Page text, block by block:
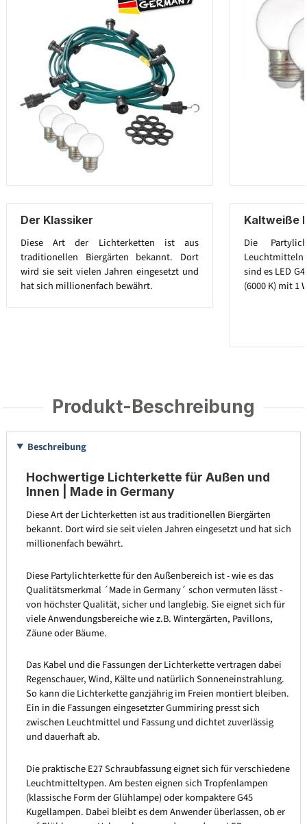
Der Klassiker
Diese Art der Lichterketten ist aus
traditionellen Biergärten bekannt. Dort
wird sie seit vielen Jahren eingesetzt und
hat sich millionenfach bewährt.
Kaltweiße
Die
Leuchtmitteln
sind es LED
(6000 K) mit 1
Produkt-Beschreibung
Beschreibung
Hochwertige Lichterkette für Außen und
Innen | Made in Germany
Diese Art der Lichterketten ist aus traditionellen Biergärten
bekannt. Dort wird sie seit vielen Jahren eingesetzt und hat sich
millionenfach bewährt.
Diese Partylichterkette für den Außenbereich ist - wie es das
Qualitätsmerkmal ´Made in Germany´ schon vermuten lässt -
von höchster Qualität, sicher und langlebig. Sie eignet sich für
viele Anwendungsbereiche wie z.B. Wintergärten, Pavillons,
Zäune oder Bäume.
Das Kabel und die Fassungen der Lichterkette vertragen dabei
Regenschauer, Wind, Kälte und natürlich Sonneneinstrahlung.
So kann die Lichterkette ganzjährig im Freien montiert bleiben.
Ein in die Fassungen eingesetzter Gummiring presst sich
zwischen Leuchtmittel und Fassung und dichtet zuverlässig
und dauerhaft ab.
Die praktische E27 Schraubfassung eignet sich für verschiedene
Leuchtmitteltypen. Am besten eignen sich Tropfenlampen
(klassische Form der Glühlampe) oder kompaktere G45
Kugellampen. Dabei bleibt es dem Anwender überlassen, ob er